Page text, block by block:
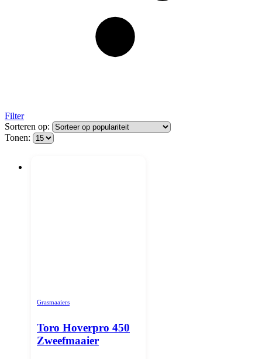
Filter
Sorteren op:
Tonen:
Grasmaaiers
Toro Hoverpro 450
Zweefmaaier